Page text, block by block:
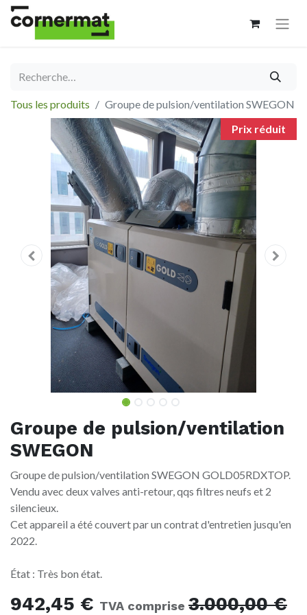
Tous les produits
Groupe de pulsion/ventilation SWEGON
Prix réduit
Groupe de pulsion/ventilation
SWEGON
Groupe de pulsion/ventilation SWEGON GOLD05RDXTOP.
Vendu avec deux valves anti-retour, qqs filtres neufs et 2
silencieux.
Cet appareil a été couvert par un contrat d'entretien jusqu'en
2022.
État : Très bon état.
942,45 € TVA comprise 3.000,00€